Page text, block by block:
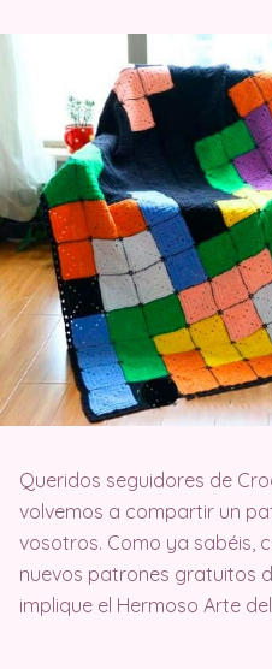
Queridos seguidores de
volvemos a compartir un
vosotros. Como ya sabéis,
nuevos patrones gratuitos
implique el Hermoso Arte